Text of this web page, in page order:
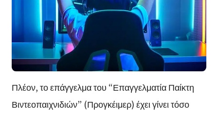
Πλέον, το επάγγελμα του “Επαγγελματία Παίκτη
Βιντεοπαιχνιδιών” (Προγκέιμερ) έχει γίνει τόσο